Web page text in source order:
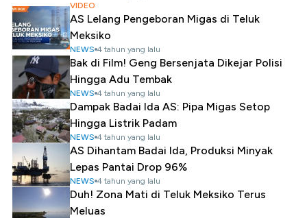
VIDEO
AS Lelang Pengeboran Migas di Teluk
Meksiko
NEWS 4 tahun yang lalu
Bak di Film! Geng Bersenjata Dikejar Polisi
Hingga Adu Tembak
NEWS 4 tahun yang lalu
Dampak Badai Ida AS: Pipa Migas Setop
Hingga Listrik Padam
NEWS 4 tahun yang lalu
AS Dihantam Badai Ida, Produksi Minyak
Lepas Pantai Drop 96%
NEWS 4 tahun yang lalu
Duh! Zona Mati di Teluk Meksiko Terus
Meluas